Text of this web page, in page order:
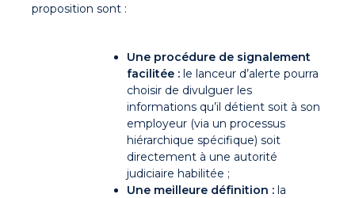
proposition sont :
Une procédure de signalement
facilitée : le lanceur d’alerte pourra
choisir de divulguer les
informations qu’il détient soit à son
employeur (via un processus
hiérarchique spécifique) soit
directement à une autorité
judiciaire habilitée ;
Une meilleure définition : la